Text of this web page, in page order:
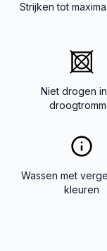
Strijken tot
Niet drogen
Wassen met
kleuren